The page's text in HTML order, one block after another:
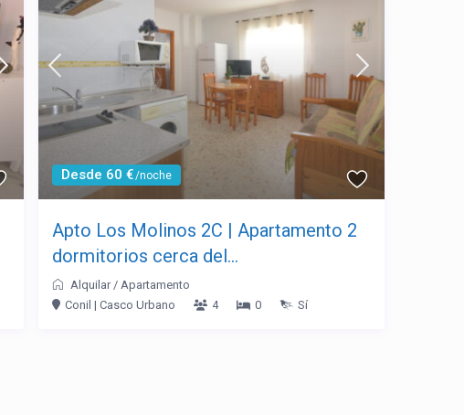
Desde 60 €/noche
Apto Los Molinos 2C | Apartamento 2
dormitorios cerca del...
Alquilar/ Apartamento
Conil | Casco Urbano
4 0 Sí